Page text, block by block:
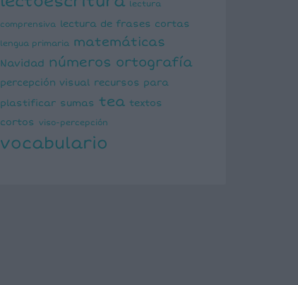
lectura
comprensiva lectura de frases cortas
lengua primaria matemáticas
Navidad números ortografía
percepción visual recursos para
plastificar sumas tea textos
cortos
viso-percepción
vocabulario